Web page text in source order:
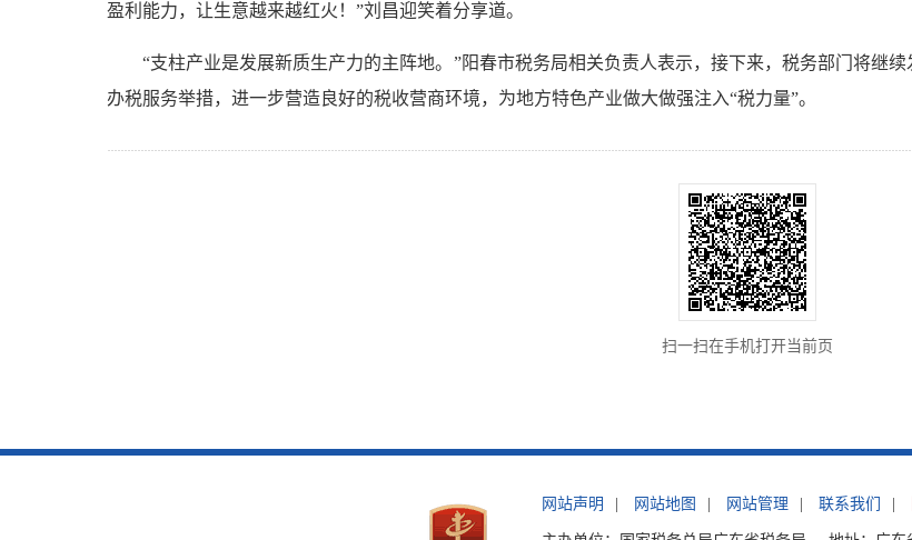
盈利能力，让生意越来越红火！”刘昌迎笑着分享道。
“支柱产业是发展新质生产力的主阵地。”阳春市税务局相关负责人表示，接下来，税务部门将继
办税服务举措，进一步营造良好的税收营商环境，为地方特色产业做大做强注入“税力量”。
扫一扫在手机打开当前页
网站声明 网站地图 网站管理 联系我们